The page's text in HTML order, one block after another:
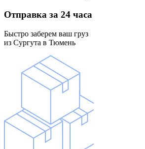
Отправка за 24 часа
Быстро заберем ваш груз
из Сургута в Тюмень